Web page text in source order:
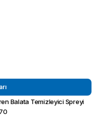
Balata Temizleyici Spreyi